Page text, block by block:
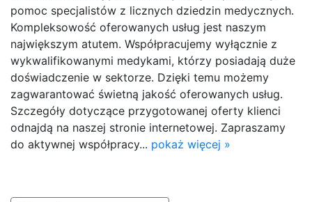
pomoc specjalistów z licznych dziedzin medycznych.
Kompleksowość oferowanych usług jest naszym
największym atutem. Współpracujemy wyłącznie z
wykwalifikowanymi medykami, którzy posiadają duże
doświadczenie w sektorze. Dzięki temu możemy
zagwarantować świetną jakość oferowanych usług.
Szczegóły dotyczące przygotowanej oferty klienci
odnajdą na naszej stronie internetowej. Zapraszamy
do aktywnej współpracy... pokaż więcej »